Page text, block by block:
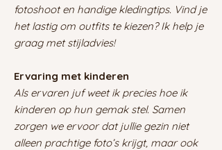
fotoshoot en handige kledingtips. Vind je
het lastig om outfits te kiezen? Ik help je
graag met stijladvies!
Ervaring met kinderen
Als ervaren juf weet ik precies hoe ik
kinderen op hun gemak stel. Samen
zorgen we ervoor dat jullie gezin niet
alleen prachtige foto’s krijgt, maar ook